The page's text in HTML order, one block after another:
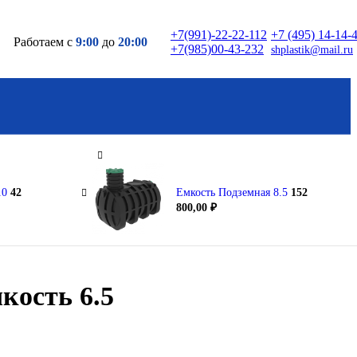
Работаем с 9:00 до 20:00
+7(991)-22-22-112
+7(985)00-43-232
+7 (495) 14-14-
shplastik@mail.ru
Весь каталог товаров
выберите нужное решение
42
Eмкость Подземная 8.5 152
800,00 ₽
6.5